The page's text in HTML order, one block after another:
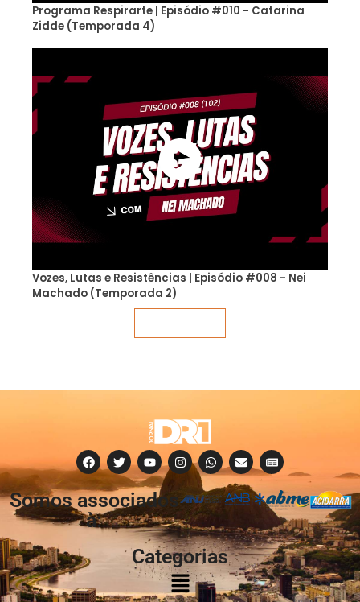
Programa Respirarte | Episódio #010 - Catarina
Zidde (Temporada 4)
Vozes, Lutas e Resistências | Episódio #008 - Nei
Machado (Temporada 2)
Somos associados
à:
Categorias